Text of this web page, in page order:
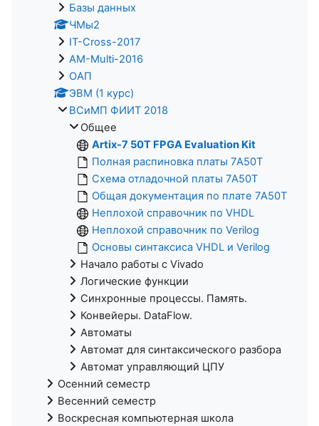
Базы данных
ЧМы2
IT-Cross-2017
AM-Multi-2016
ОАП
ЭВМ (1 курс)
ВСиМП ФИИТ 2018
Общее
Artix-7 50T FPGA Evaluation Kit
Полная распиновка платы 7A50T
Схема отладочной платы 7A50T
Общая документация по плате 7A50T
Неплохой справочник по VHDL
Неплохой справочник по Verilog
Основы синтаксиса VHDL и Verilog
Начало работы с Vivado
Логические функции
Синхронные процессы. Память.
Конвейеры. DataFlow.
Автоматы
Автомат для синтаксического разбора
Автомат управляющий ЦПУ
Осенний семестр
Весенний семестр
Воскресная компьютерная школа